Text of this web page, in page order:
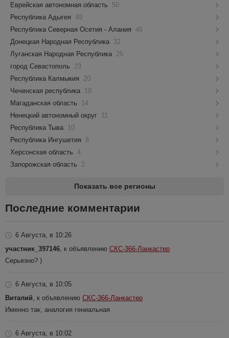
Еврейская автономная область
50
Республика Адыгея 49
Республика Северная Осетия - Алания 45
Донецкая Народная Республика 32
Луганская Народная Республика 25
город Севастополь
23
Республика Калмыкия
20
Чеченская республика
19
Магаданская область
14
Ненецкий автономный округ
11
Республика Тыва
10
Республика Ингушетия
8
Херсонская область 4
Запорожская область
2
Показать все регионы
Последние комментарии
6 Августа, в 10:26
участник_397146, к объявлению СКС-366-Ланкастер
Серьезно? )
6 Августа, в 10:05
Виталий, к объявлению СКС-366-Ланкастер
Именно так, аналогия гениальная
6 Августа, в 10:02